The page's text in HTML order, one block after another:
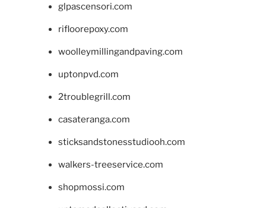
glpascensori.com
rifloorepoxy.com
woolleymillingandpaving.com
uptonpvd.com
2troublegrill.com
casateranga.com
sticksandstonesstudiooh.com
walkers-treeservice.com
shopmossi.com